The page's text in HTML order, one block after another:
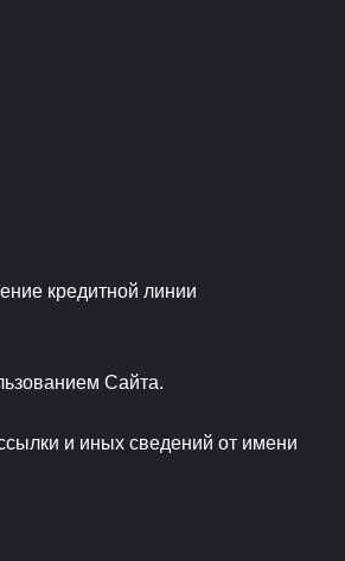
кредитной линии
Сайта.
и иных сведений от имени